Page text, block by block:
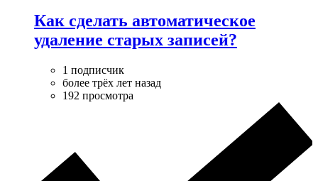
Как сделать автоматическое
удаление старых записей?
1 подписчик
более трёх лет назад
192 просмотра